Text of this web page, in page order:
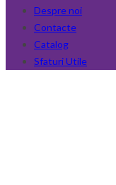
Despre noi
Contacte
Catalog
Sfaturi Utile